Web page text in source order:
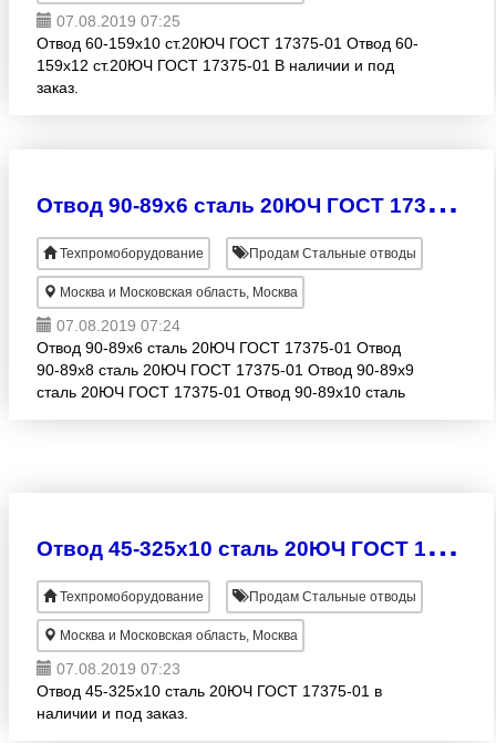
07.08.2019 07:25
Отвод 60-159х10 ст.20ЮЧ ГОСТ 17375-01 Отвод 60-
159х12 ст.20ЮЧ ГОСТ 17375-01 В наличии и под
заказ.
О
твод 90-89х6 сталь 20ЮЧ ГОСТ 17375-01
Техпромоборудование Продам Стальные отводы
Москва и Московская область, Москва
07.08.2019 07:24
Отвод 90-89х6 сталь 20ЮЧ ГОСТ 17375-01 Отвод
90-89х8 сталь 20ЮЧ ГОСТ 17375-01 Отвод 90-89х9
сталь 20ЮЧ ГОСТ 17375-01 Отвод 90-89х10 сталь
О
твод 45-325х10 сталь 20ЮЧ ГОСТ 17375-01
Техпромоборудование Продам Стальные отводы
Москва и Московская область, Москва
07.08.2019 07:23
Отвод 45-325х10 сталь 20ЮЧ ГОСТ 17375-01 в
наличии и под заказ.